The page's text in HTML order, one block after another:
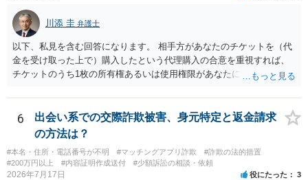
川添 圭 弁護士
以下、私見を含む回答になります。 相手方があなたのチケットを（代
金を受け取った上で）購入したという代理購入の合意を重視すれば、
チケットのうち1枚の所有権あるいは使用権限があなたにあり、チケッ
す。 一方、このチケット購入には「相手方と一緒に行く」という合意
も付随していたことを無視することができません。こちらを重視すれ
ば、交際を終了させたことにより「一緒に行く」という結果の実現に
重大な障害が発生しており、当然にチケットを引き渡すべきといえる
かは微妙であり、むしろ返金すべきとするのが当事者の合理的意思に
合致するのではないか、という判断に傾くことになると思います。 例
6
出会い系での交際詐欺被害、身元特定と返金請求
の方法は？
#本名・住所・電話番号が不明 #マッチングアプリ詐欺
#詐欺の法的措置
#200万円以上
#内容証明作成送付 #少額訴訟の相談・依頼
2026年7月17日 役にたった 3